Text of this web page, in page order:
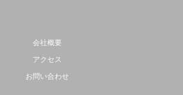
会社概要
アクセス
お問い合わせ